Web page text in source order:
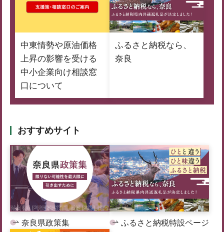
中東情勢や原油価格
上昇の影響を受ける
中小企業向け相談窓
口について
ふるさと納税なら、
奈良
おすすめサイト
奈良県政策集 ふるさと納税特設ページ